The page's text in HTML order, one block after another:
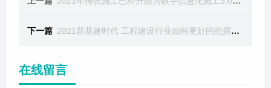
下一篇 2021新基建时代 工程建设行业如何更好的把握利用
在线留言